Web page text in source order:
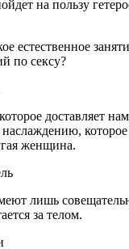
на пользу
естественное
по сексу?
доставляет
женщина.
лишь
за телом.